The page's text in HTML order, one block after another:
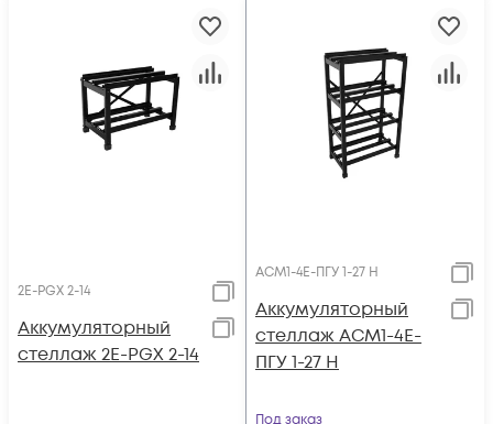
2E-PGX 2-14
Аккумуляторный
стеллаж 2E-PGX 2-14
АСМ1-4E-ПГУ 1-27 H
Аккумуляторный
стеллаж АСМ1-4E-
ПГУ 1-27 H
Под заказ